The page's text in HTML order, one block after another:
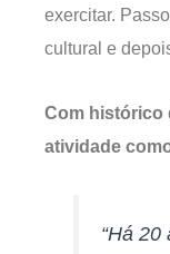
exercitar.
cultural e
Com histórico
atividade
“Há